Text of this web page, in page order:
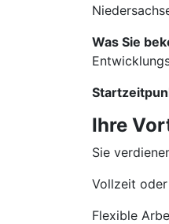
Was Sie
Ihre
Sie
Vollzeit
Flexible